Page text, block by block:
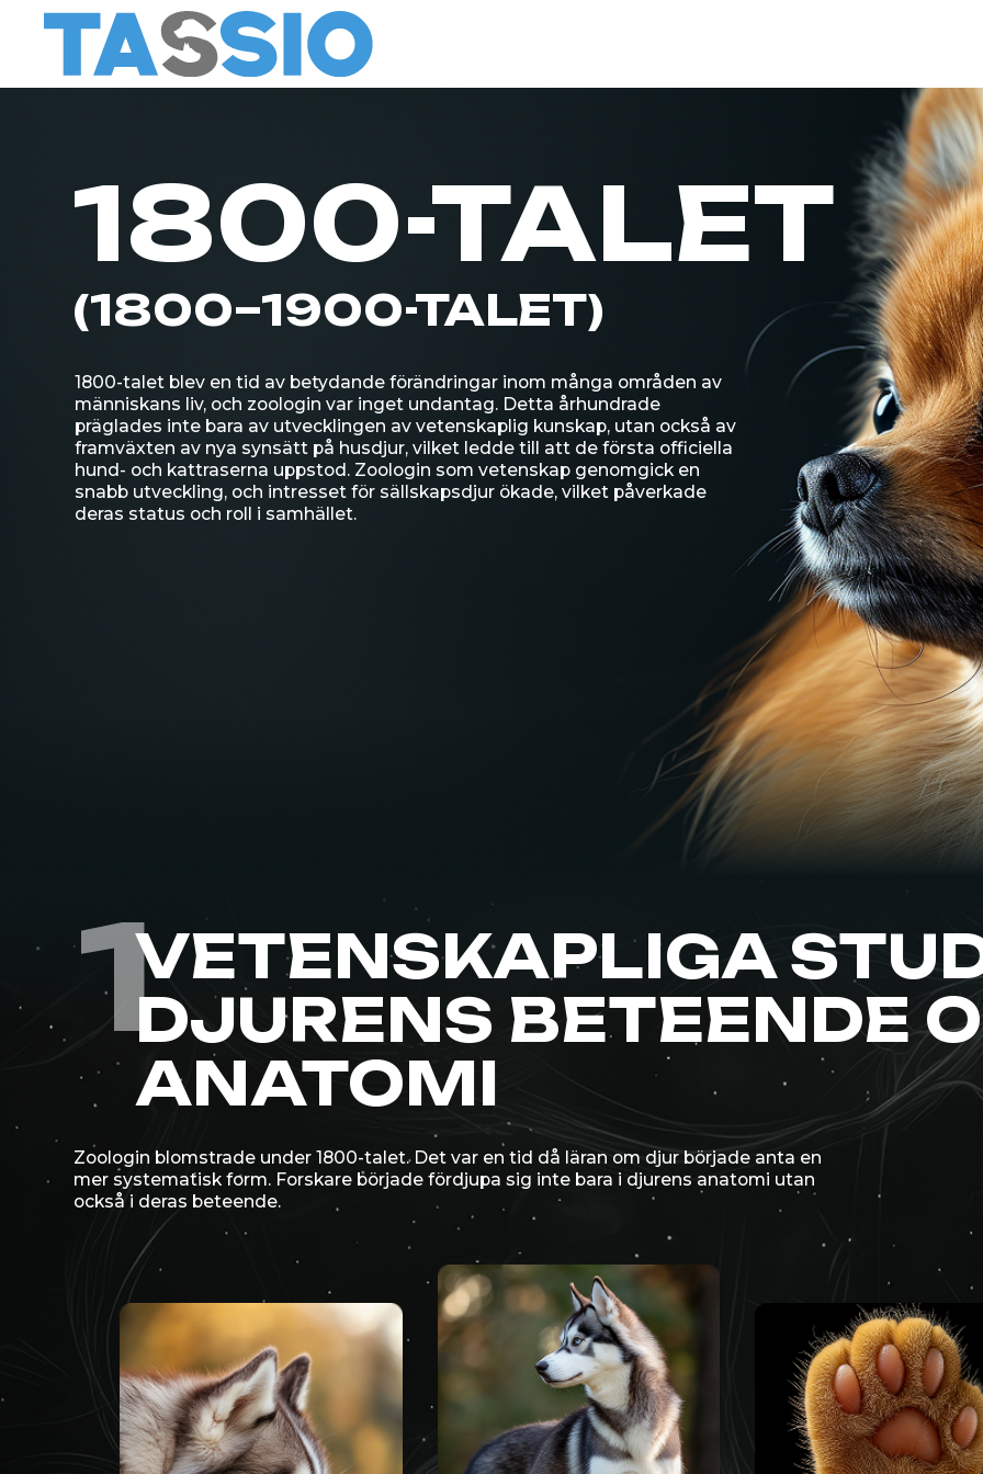
1800-TALET
(1800–1900-TALET)
präglades inte bara av utvecklingen av vetenskaplig kunskap, utan också av
framväxten av nya synsätt på husdjur, vilket ledde till att de första officiella
hund- och kattraserna uppstod. Zoologin som vetenskap genomgick en
snabb utveckling, och intresset för sällskapsdjur ökade, vilket påverkade
deras status och roll i samhället.
VETENSKAPLIGA
DJURENS BETEENDE OCH
ANATOMI
Zoologin blomstrade under 1800-talet. Det var en tid då läran om djur började anta en
mer systematisk form. Forskare började fördjupa sig inte bara i djurens anatomi utan
också i deras beteende.